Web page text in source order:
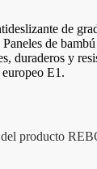
de
de
duraderos y
E1.
del producto